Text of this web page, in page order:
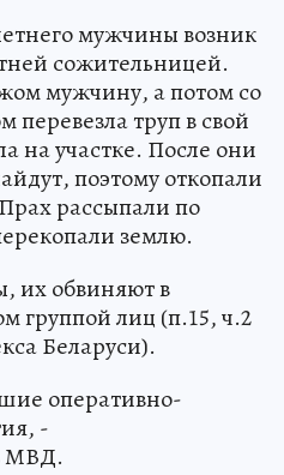
мужчины возник
сожительницей.
мужчину, а потом со
труп в свой
на участке. После они
поэтому откопали
рассыпали по
землю.
их обвиняют в
группой лиц (п.15, ч.2
Беларуси).
оперативно-
-
МВД.